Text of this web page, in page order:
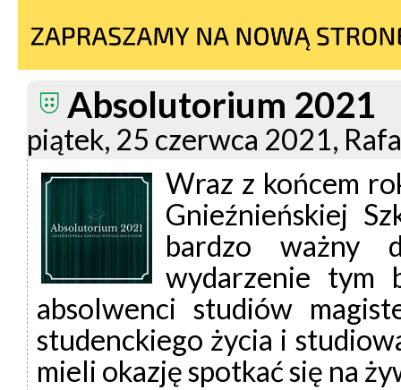
Absolutorium 2021
piątek, 25 czerwca 2021,
Wraz z końcem
Gnieźnieńskiej
bardzo ważny
wydarzenie tym
absolwenci studiów
studenckiego życia i
mieli okazję spotkać się na